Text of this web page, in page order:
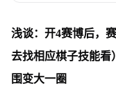
浅谈：开4赛博后，
去找相应棋子技能看
围变大一圈